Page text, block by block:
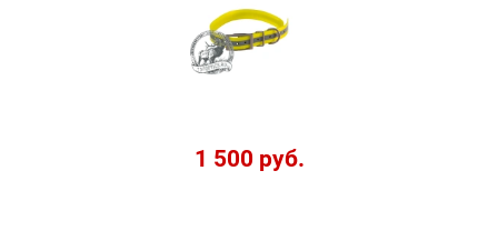
1 500 руб.